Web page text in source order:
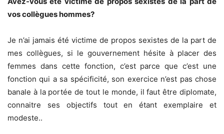
vos collègues hommes?
Je n’ai jamais été victime de propos sexistes de la part de
mes collègues, si le gouvernement hésite à placer des
femmes dans cette fonction, c’est parce que c’est une
fonction qui a sa spécificité, son exercice n’est pas chose
banale à la portée de tout le monde, il faut être diplomate,
connaitre ses objectifs tout en étant exemplaire et
modeste..